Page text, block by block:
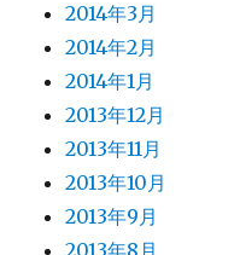
2014年3月
2014年2月
2014年1月
2013年12月
2013年11月
2013年10月
2013年9月